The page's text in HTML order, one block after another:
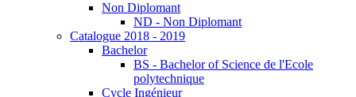
Non Diplomant
ND - Non Diplomant
Catalogue 2018 - 2019
Bachelor
BS - Bachelor of Science de l'Ecole
polytechnique
Cycle Ingénieur